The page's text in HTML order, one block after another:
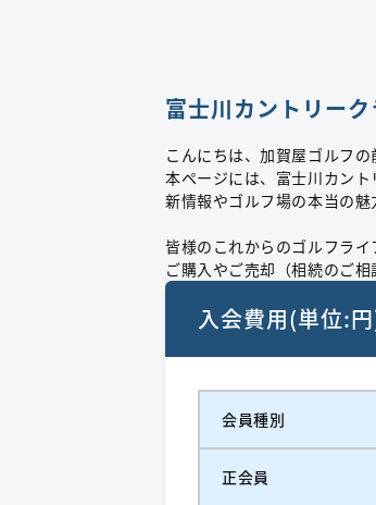
富士川カントリー
こんにちは、加賀屋ゴルフの
本ページには、富士川カン
新情報やゴルフ場の本当の魅
皆様のこれからのゴルフラ
ご購入やご売却（相続のご
入会費用(単位:
会員種別
正会員